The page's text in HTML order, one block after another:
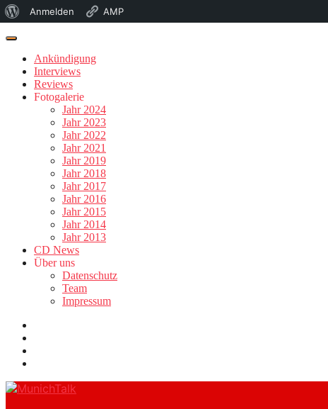
Über
Anmelden AMP
Ankündigung
Interviews
Reviews
Fotogalerie
Jahr 2024
Jahr 2023
Jahr 2022
Jahr 2021
Jahr 2019
Jahr 2018
Jahr 2017
Jahr 2016
Jahr 2015
Jahr 2014
Jahr 2013
CD News
Über uns
Datenschutz
Team
Impressum